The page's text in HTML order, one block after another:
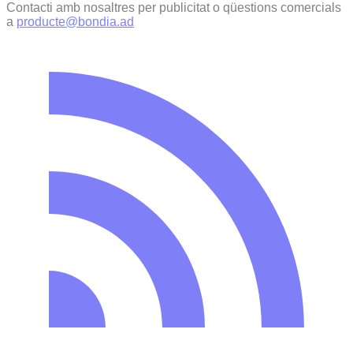
Contacti amb nosaltres per publicitat o qüestions comercials
a producte@bondia.ad